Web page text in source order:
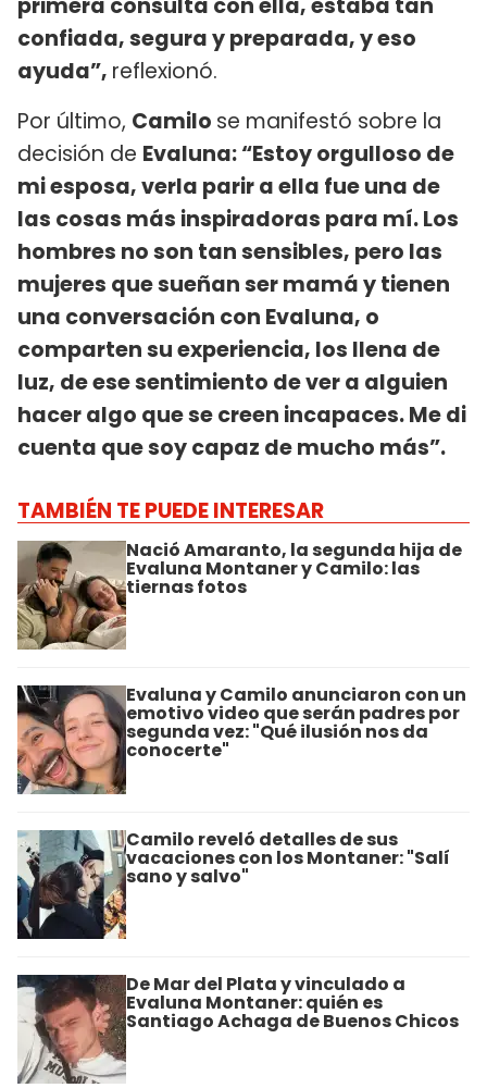
confiada, segura y preparada, y eso
ayuda”, reflexionó.
Por último, Camilo se manifestó sobre la
decisión de Evaluna: “Estoy orgulloso de
mi esposa, verla parir a ella fue una de
las cosas más inspiradoras para mí. Los
hombres no son tan sensibles, pero las
mujeres que sueñan ser mamá y tienen
una conversación con Evaluna, o
comparten su experiencia, los llena de
luz, de ese sentimiento de ver a alguien
hacer algo que se creen incapaces. Me di
cuenta que soy capaz de mucho más”.
TAMBIÉN TE PUEDE INTERESAR
Nació Amaranto, la segunda hija de
Evaluna Montaner y Camilo: las
tiernas fotos
Evaluna y Camilo anunciaron con un
emotivo video que serán padres por
segunda vez: "Qué ilusión nos da
conocerte"
Camilo reveló detalles de sus
vacaciones con los Montaner: "Salí
sano y salvo"
De Mar del Plata y vinculado a
Evaluna Montaner: quién es
Santiago Achaga de Buenos Chicos